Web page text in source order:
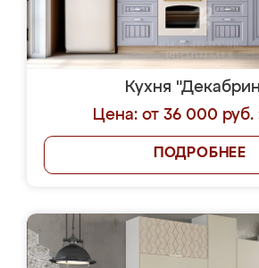
Кухня
Цена: от 36 000 руб.
ПОДРОБНЕЕ